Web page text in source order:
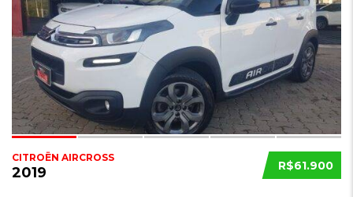
R$61.900
CITROËN AIRCROSS
2019